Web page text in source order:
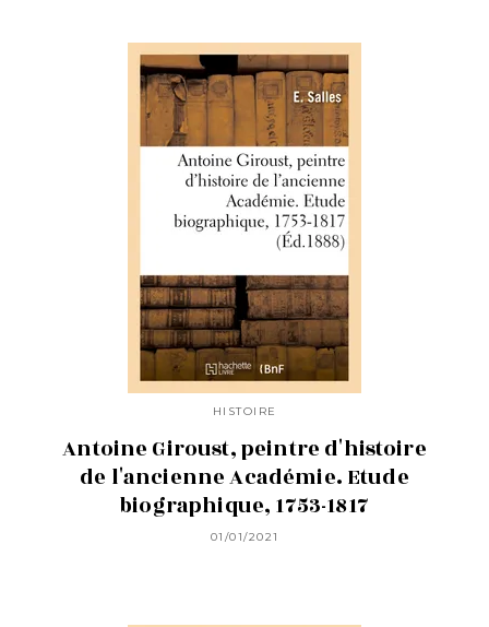
HISTOIRE
Antoine Giroust, peintre d'histoire
de l'ancienne Académie. Etude
biographique, 1753-1817
01/01/2021